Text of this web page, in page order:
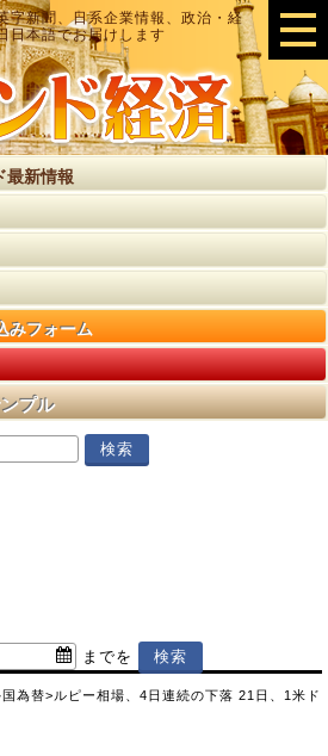
字新聞、日系企業情報、政治・経
日本語でお届けします
最新情報
みフォーム
プル
までを
国為替>ルピー相場、4日連続の下落 21日、1米ド